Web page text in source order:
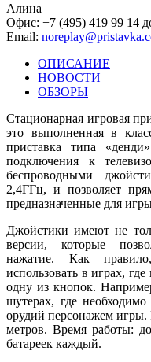
Алина
Офис: +7 (495) 419 99 14
Email:
ОПИСАНИЕ
НОВОСТИ
ОБЗОРЫ
Стационарная игровая
это выполненная в
приставка типа
подключения к
беспроводными
2,4ГГц, и позволяет
предназначенные для
Джойстики имеют не
версии, которые
нажатие. Как
использовать в играх,
одну из кнопок.
шутерах, где
орудий персонажем игры.
метров. Время работы:
батареек каждый.